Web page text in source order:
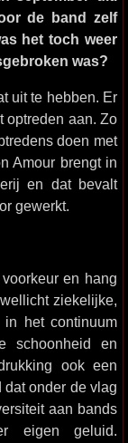
de band zelf
het toch weer
was?
uit te hebben. Er
optreden aan. Zo
doen met
Amour brengt in
en dat bevalt
gewerkt.
en hang
ziekelijke,
het continuum
schoonheid en
ook een
dat onder de vlag
aan bands
eigen geluid.